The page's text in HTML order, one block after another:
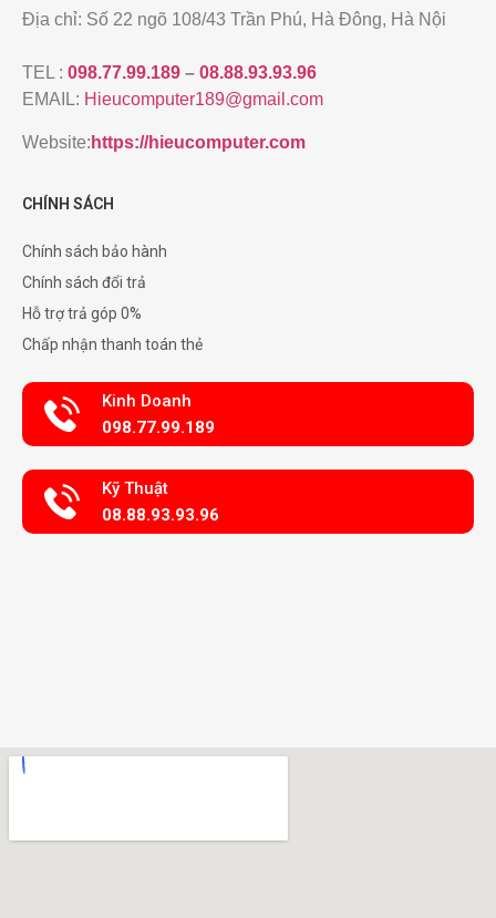
Địa chỉ: Số 22 ngõ 108/43 Trần Phú, Hà Đông, Hà Nội
TEL : 098.77.99.189 – 08.88.93.93.96
EMAIL: Hieucomputer189@gmail.com
Website: https://hieucomputer.com
CHÍNH SÁCH
Chính sách bảo hành
Chính sách đổi trả
Hỗ trợ trả góp 0%
Chấp nhận thanh toán thẻ
Kinh Doanh
098.77.99.189
Kỹ Thuật
08.88.93.93.96